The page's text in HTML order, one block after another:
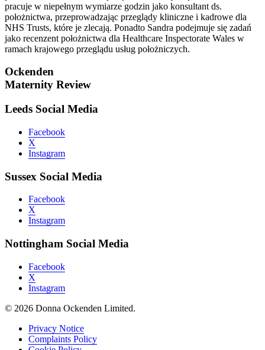
pracuje w niepełnym wymiarze godzin jako konsultant ds.
położnictwa, przeprowadzając przeglądy kliniczne i kadrowe dla
NHS Trusts, które je zlecają. Ponadto Sandra podejmuje się zadań
jako recenzent położnictwa dla Healthcare Inspectorate Wales w
ramach krajowego przeglądu usług położniczych.
Ockenden
Maternity Review
Leeds Social Media
Facebook
X
Instagram
Sussex Social Media
Facebook
X
Instagram
Nottingham Social Media
Facebook
X
Instagram
© 2026 Donna Ockenden Limited.
Privacy Notice
Complaints Policy